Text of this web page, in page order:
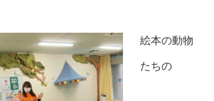
絵本の動物
たちの